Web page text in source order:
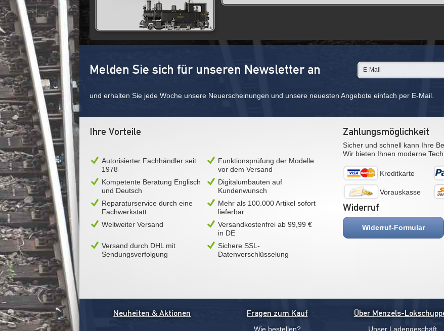
Melden Sie sich für unseren Newsletter an
und erhalten Sie jede Woche unsere Neuerscheinungen und unsere neuesten Angebote einfach per E-Mail.
Ihre Vorteile
Autorisierter Fachhändler seit
1978
Funktionsprüfung der Modelle
vor dem Versand
Kompetente Beratung Englisch
und Deutsch
Digitalumbauten auf
Kundenwunsch
Reparaturservice durch eine
Fachwerkstatt
Mehr als 100.000 Artikel sofort
lieferbar
Weltweiter Versand
Versandkostenfrei ab 99,99 €
in DE
Versand durch DHL mit
Sendungsverfolgung
Sichere SSL-
Datenverschlüsselung
Zahlungsmöglichkeit
Sicher und schnell kann Ihre
Wir bieten Ihnen moderne
Kreditkarte
Vorauskasse
Widerruf
Widerruf-Formular
Neuheiten & Aktionen Fragen zum Kauf
Wie bestellen?
Über Menzels-
Unser Ladengeschäft